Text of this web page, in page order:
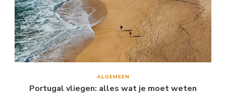
ALGEMEEN
Portugal vliegen: alles wat je moet weten